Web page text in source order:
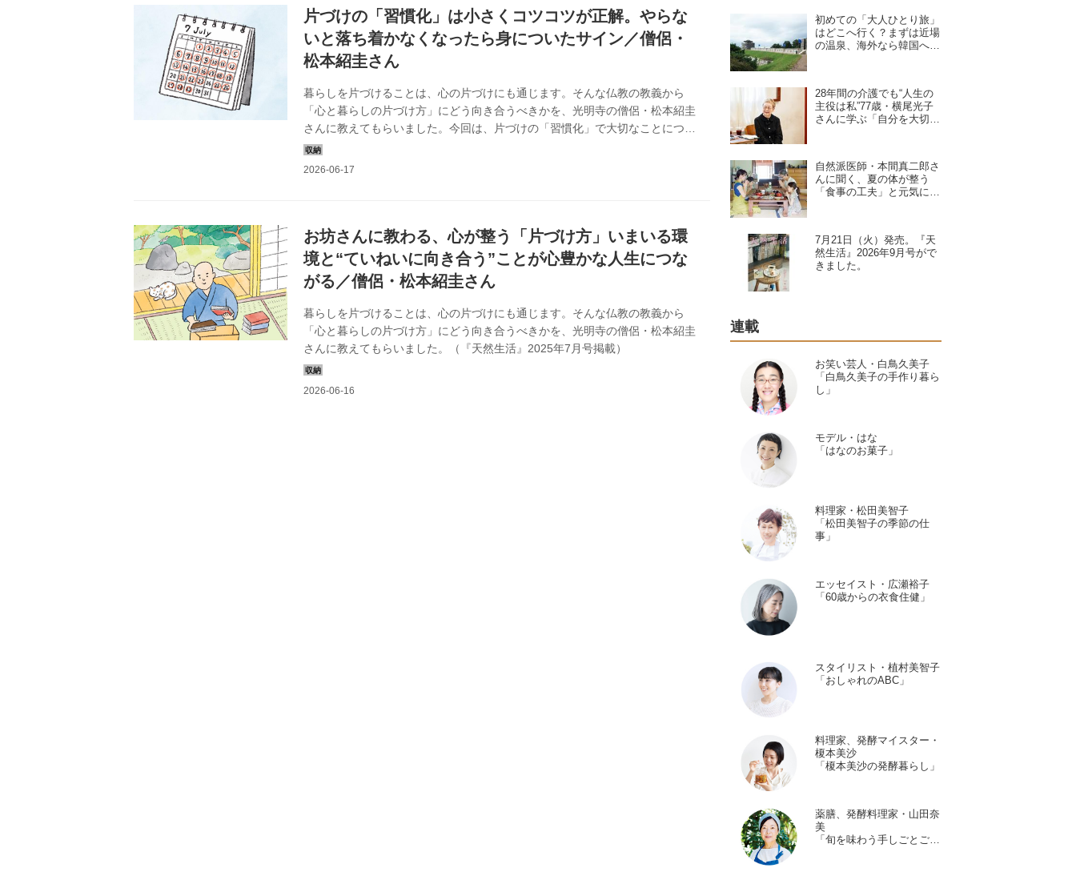
片づけの「習慣化」は小さくコツコツが正解。やらな
いと落ち着かなくなったら身についたサイン／僧侶・
松本紹圭さん
暮らしを片づけることは、心の片づけにも通じます。そんな仏教の教義から
「心と暮らしの片づけ方」にどう向き合うべきかを、光明寺の僧侶・松本紹圭
さんに教えてもらいました。今回は、片づけの「習慣化」で大切なことについ
てのお話です。（『天然生活』2025年7月号掲載）
お坊さんに教わる、心が整う「片づけ方」いまいる環
境と“ていねいに向き合う”ことが心豊かな人生につな
がる／僧侶・松本紹圭さん
暮らしを片づけることは、心の片づけにも通じます。そんな仏教の教義から
「心と暮らしの片づけ方」にどう向き合うべきかを、光明寺の僧侶・松本紹圭
さんに教えてもらいました。（『天然生活』2025年7月号掲載）
め記事
初めての「大人ひとり旅」
はどこへ行く？まずは近場
の温泉、海外なら韓国へ。
28年間の介護でも“人生の
主役は私”77歳・横尾光子
さんに学ぶ「自分を大切に
自然派医師・本間真二郎さ
んに聞く、夏の体が整う
「食事の工夫」と元気に過
7月21日（火）発売。『天
然生活』2026年9月号がで
きました。
連載
お笑い芸人・白鳥久美子
「白鳥久美子の手作り暮ら
し」
モデル・はな
「はなのお菓子」
料理家・松田美智子
「松田美智子の季節の仕
事」
エッセイスト・広瀬裕子
「60歳からの衣食住健」
スタイリスト・植村美智子
「おしゃれのABC」
料理家、発酵マイスター・
榎本美沙
「榎本美沙の発酵暮らし」
薬膳、発酵料理家・山田奈
美
「旬を味わう手しごとごよ